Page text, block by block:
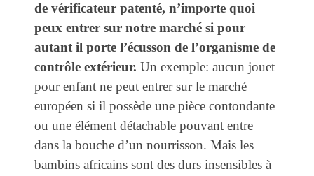
de vérificateur patenté, n’importe quoi
peux entrer sur notre marché si pour
autant il porte l’écusson de l’organisme de
contrôle extérieur. Un exemple: aucun jouet
pour enfant ne peut entrer sur le marché
européen si il possède une pièce contondante
ou une élément détachable pouvant entre
dans la bouche d’un nourrisson. Mais les
bambins africains sont des durs insensibles à